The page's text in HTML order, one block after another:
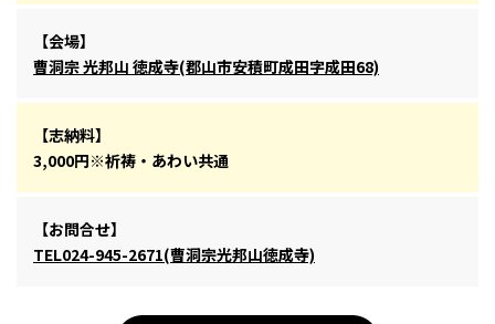
【会場】
曹洞宗 光邦山 徳成寺(郡山市安積町成田字成田68)
【志納料】
3,000円※祈祷・あわい共通
【お問合せ】
TEL024-945-2671(曹洞宗光邦山徳成寺)